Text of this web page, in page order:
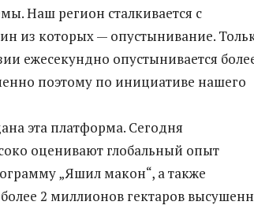
Наш регион сталкивается с
из которых — опустынивание.
ежесекундно опустынивается
поэтому по инициативе нашего
эта платформа. Сегодня
оценивают глобальный опыт
„Яшил макон“, а также
2 миллионов гектаров